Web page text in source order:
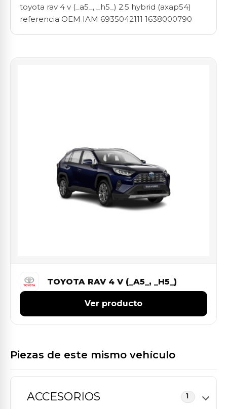
toyota rav 4 v (_a5_, _h5_) 2.5 hybrid (axap54)
referencia OEM IAM 6935042111 1638000790
TOYOTA RAV 4 V (_A5_, _H5_)
Ver producto
Piezas de este mismo vehículo
ACCESORIOS 1